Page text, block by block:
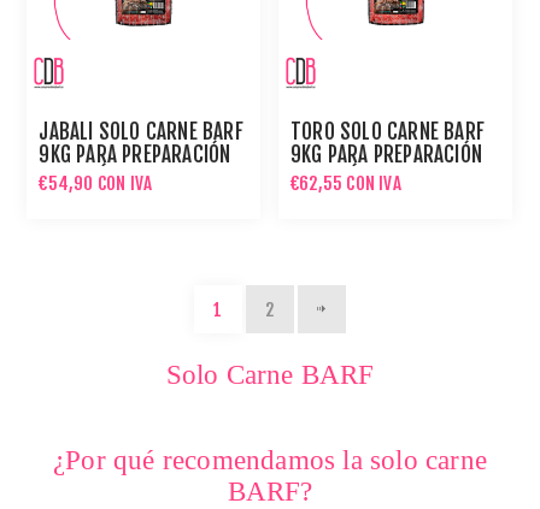
JABALÍ SOLO CARNE BARF
9KG PARA PREPARACIÓN
DE MENÚ BARF
€54,90 CON IVA
TORO SOLO CARNE BARF
9KG PARA PREPARACIÓN
DE MENÚ BARF
€62,55 CON IVA
1 2
Solo Carne BARF
¿Por qué recomendamos la solo carne
BARF?